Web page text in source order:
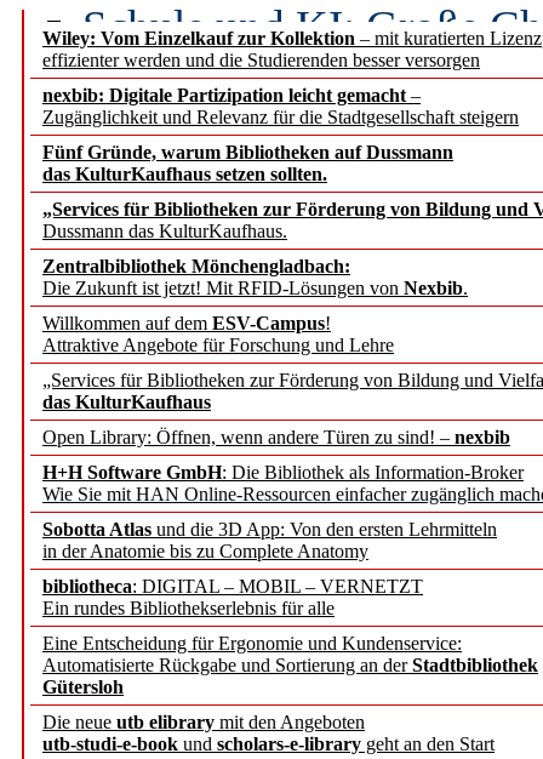
Wiley: Vom Einzelkauf zur Kollektion – mit kuratierten
effizienter werden und die Studierenden besser versorgen
nexbib: Digitale Partizipation leicht gemacht –
Zugänglichkeit und Relevanz für die Stadtgesellschaft steigern
Fünf Gründe, warum Bibliotheken auf Dussmann
das KulturKaufhaus setzen sollten.
„Services für Bibliotheken zur Förderung von Bildung und
Dussmann das KulturKaufhaus.
Zentralbibliothek Mönchengladbach:
Die Zukunft ist jetzt! Mit RFID-Lösungen von Nexbib.
Willkommen auf dem ESV-Campus!
Attraktive Angebote für Forschung und Lehre
„Services für Bibliotheken zur Förderung von Bildung und
das KulturKaufhaus
Open Library: Öffnen, wenn andere Türen zu sind! – nexbib
H+H Software GmbH: Die Bibliothek als Information-Broker
Wie Sie mit HAN Online-Ressourcen einfacher zugänglich
Sobotta Atlas und die 3D App: Von den ersten Lehrmitteln
in der Anatomie bis zu Complete Anatomy
bibliotheca: DIGITAL – MOBIL – VERNETZT
Ein rundes Bibliothekserlebnis für alle
Eine Entscheidung für Ergonomie und Kundenservice:
Automatisierte Rückgabe und Sortierung an derStadtbibliothek
Gütersloh
Die neue utb elibrary mit den Angeboten
utb-studi-e-book und scholars-e-library geht an den Start
Schule und KI: Große
Voraussetzungen
Erfolgreiches erstes
Segment Research –
angepasst
konstruktiv!
Mohr Siebeck
und die Zeitschrift für
Francke Attempto
EBSCO Information
Recherchefunktionen in
Sorbisches Institut neu
Geschichte und